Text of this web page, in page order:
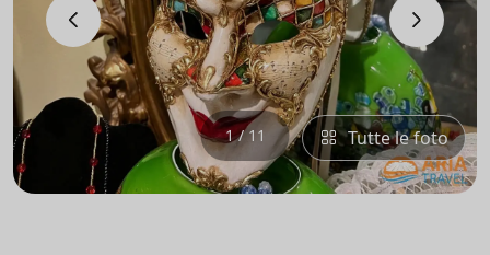
‹ ›
1 / 11 Tutte le foto